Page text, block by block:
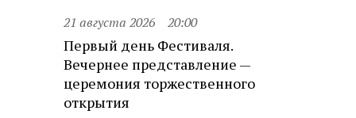
21 августа 2026 20:00
Первый день Фестиваля.
Вечернее представление —
церемония торжественного
открытия